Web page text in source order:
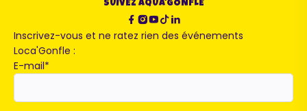
SUIVEZ AQUA'GONFLE
Inscrivez-vous et ne ratez rien des événements
Loca'Gonfle :
E-mail*